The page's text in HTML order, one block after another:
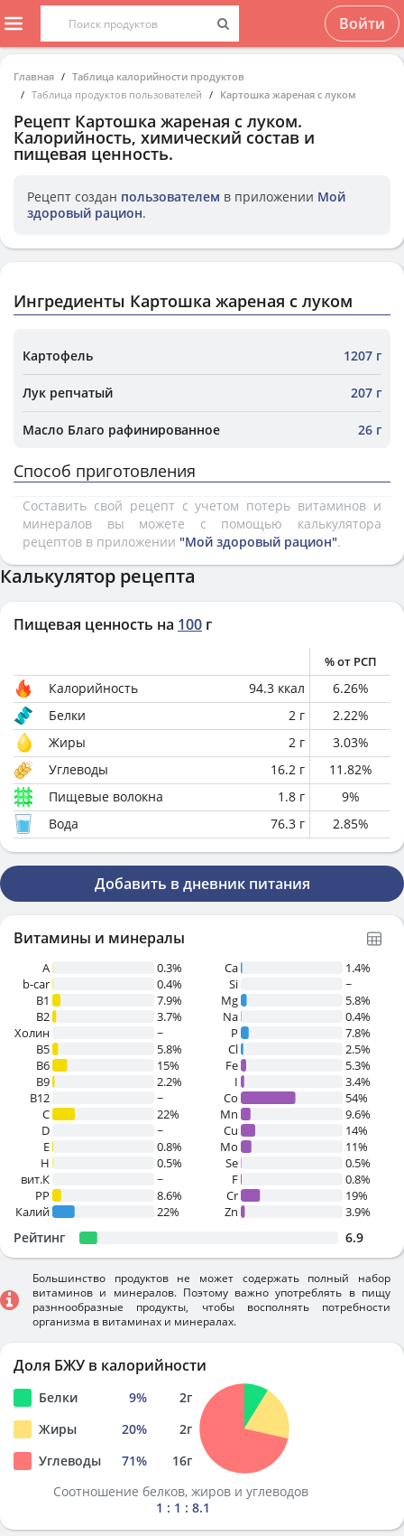
Войти
Главная
Таблица калорийности продуктов
Таблица продуктов пользователей
Картошка жареная с луком
Рецепт Картошка жареная с луком.
Калорийность, химический состав и
пищевая ценность.
Рецепт создан пользователем в приложении Мой
здоровый рацион.
Ингредиенты Картошка жареная с луком
Картофель 1207 г
Лук репчатый 207 г
Масло Благо рафинированное 26 г
Способ приготовления
Составить свой рецепт с учетом потерь витаминов и
минералов вы можете с помощью калькулятора
рецептов в приложении "Мой здоровый рацион".
Калькулятор рецепта
Пищевая ценность на 100 г
% от РСП
Калорийность 94.3 ккал 6.26%
Белки
2 г 2.22%
Жиры
2 г 3.03%
Углеводы
16.2 г 11.82%
Пищевые волокна
1.8 г 9%
Вода
76.3 г 2.85%
Добавить в дневник питания
Витамины и минералы
A
0.3%
b-car
0.4%
В1
7.9%
B2
3.7%
Холин
~
B5
5.8%
B6
15%
B9
2.2%
B12
~
C
22%
D
~
E
0.8%
H
0.5%
вит.К
~
PP
8.6%
Калий
22%
Ca
1.4%
Si
~
Mg
5.8%
Na
0.4%
P
7.8%
Cl
2.5%
Fe
5.3%
I
3.4%
Co
54%
Mn
9.6%
Cu
14%
Mo
11%
Se
0.5%
F
0.8%
Cr
19%
Zn
3.9%
Рейтинг 6.9
Большинство продуктов не может содержать полный набор
витаминов и минералов. Поэтому важно употреблять в пищу
разннообразные продукты, чтобы восполнять потребности
организма в витаминах и минералах.
Доля БЖУ в калорийности
Белки 9% 2г
Жиры
20% 2г
Углеводы
71% 16г
Соотношение белков, жиров и углеводов
1 : 1 : 8.1